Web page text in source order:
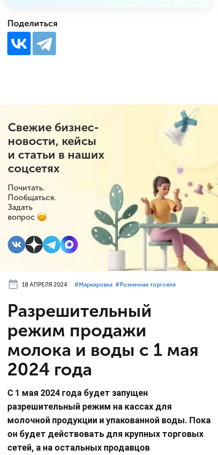
Поделиться
Свежие бизнес-
новости, кейсы
и статьи в наших
соцсетях
Почитать.
Пообщаться.
Задать
вопрос
18 АПРЕЛЯ 2024 #⁣Маркировка #⁣Розничная торговля
Разрешительный
режим продажи
молока и воды с 1 мая
2024 года
С 1 мая 2024 года будет запущен
разрешительный режим на кассах для
молочной продукции и упакованной воды. Пока
он будет действовать для крупных торговых
сетей, а на остальных продавцов